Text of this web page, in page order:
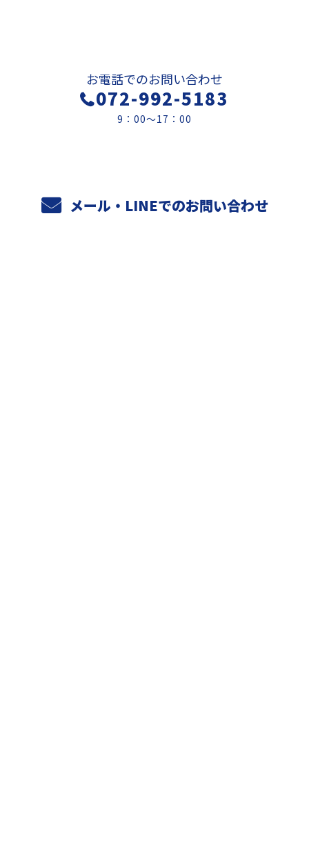
お電話でのお問い合わせ
072-992-5183
9：00～17：00
メール・LINEでのお問い合わせ